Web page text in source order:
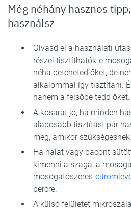
Még néhány hasznos
használsz
Olvasd el a használati
részei tisztíthatók-e
néha beteheted őket, de
alkalommal így tisztítani.
hanem a felsőbe tedd őket.
A kosarat jó, ha minden
alaposabb tisztítást pár
meg, amikor szükségesnek
Ha halat vagy bacont
kimenni a szaga, a
mosogatószeres-
percre.
A külső felületét